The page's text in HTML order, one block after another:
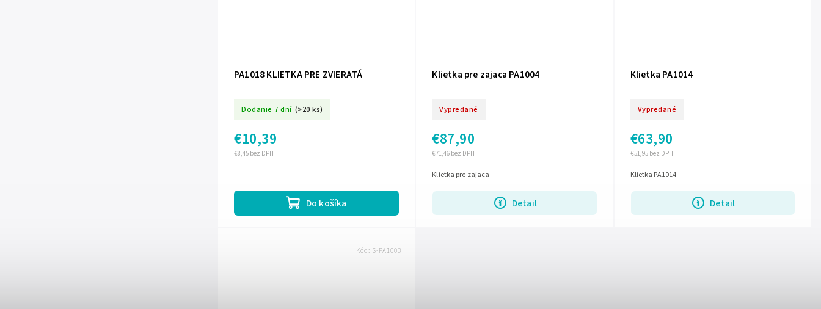
PA1018 KLIETKA PRE ZVIERATÁ
Dodanie 7 dní (>20 ks)
€8,45 bez DPH
€10,39
Do košíka
Klietka pre zajaca PA1004
Vypredané
€71,46 bez DPH
€87,90
Detail
Klietka pre zajaca
Klietka PA1014
Vypredané
€51,95 bez DPH
€63,90
Detail
Klietka PA1014
Kód: S-PA1003